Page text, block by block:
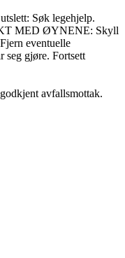
Søk legehjelp.
MED ØYNENE: Skyll
eventuelle
seg gjøre. Fortsett
avfallsmottak.